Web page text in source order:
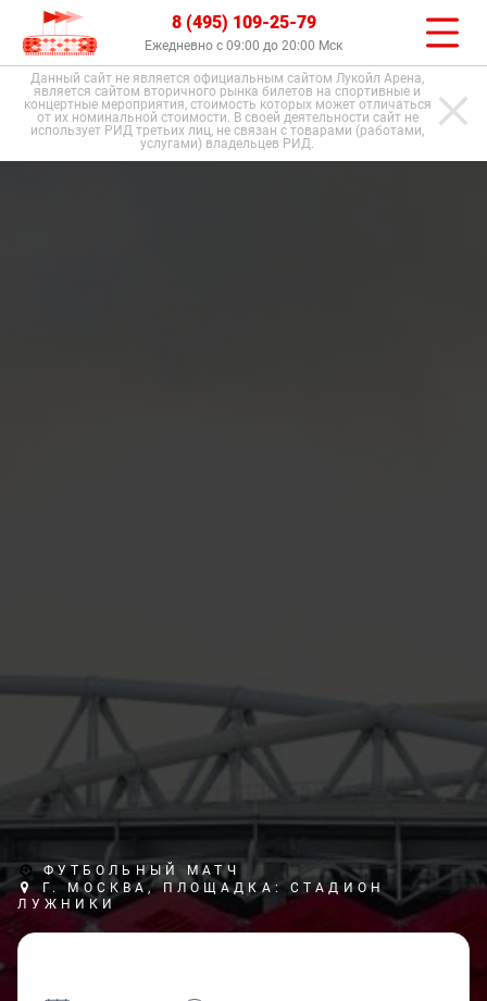
8 (495) 109-25-79
Ежедневно с 09:00 до 20:00 Мск
Данный сайт не является официальным сайтом Лукойл Арена,
является сайтом вторичного рынка билетов на спортивные и
концертные мероприятия, стоимость которых может отличаться
от их номинальной стоимости. В своей деятельности сайт не
использует РИД третьих лиц, не связан с товарами (работами,
услугами) владельцев РИД.
ФУТБОЛЬНЫЙ МАТЧ
Г. МОСКВА, ПЛОЩАДКА: СТАДИОН
ЛУЖНИКИ